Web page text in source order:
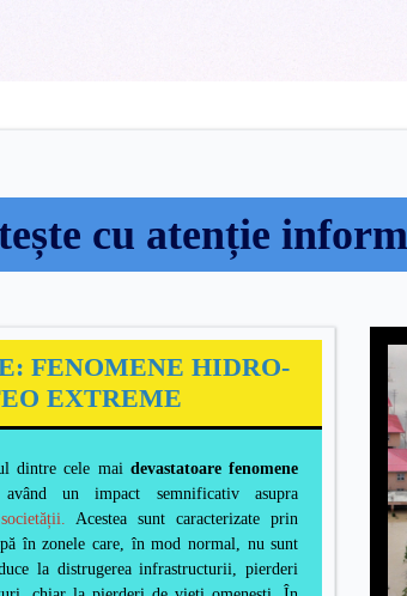
cu atenție
FENOMENE HIDRO-
EXTREME
dintre cele mai devastatoare fenomene
un impact semnificativ asupra
societății. Acestea sunt caracterizate prin
în zonele care, în mod normal, nu sunt
la distrugerea infrastructurii, pierderi